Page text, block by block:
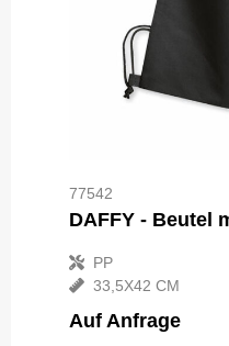
77542
DAFFY - Beutel
PP
33,5X42 CM
Auf Anfrage